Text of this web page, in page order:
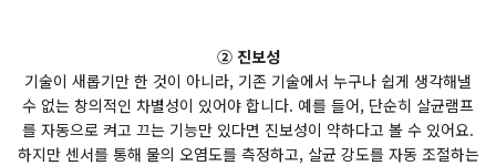
② 진보성
기술이 새롭기만 한 것이 아니라, 기존 기술에서 누구나 쉽게 생각해낼
수 없는 창의적인 차별성이 있어야 합니다. 예를 들어, 단순히 살균램프
를 자동으로 켜고 끄는 기능만 있다면 진보성이 약하다고 볼 수 있어요.
하지만 센서를 통해 물의 오염도를 측정하고, 살균 강도를 자동 조절하는